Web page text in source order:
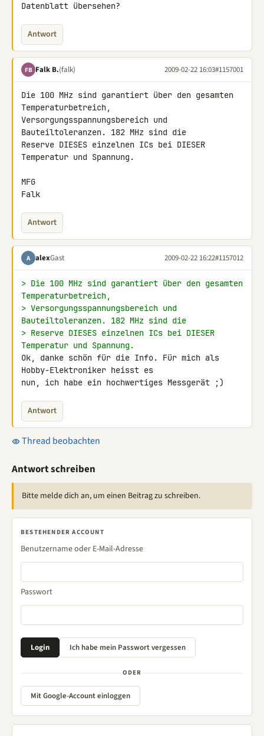
Datenblatt übersehen?
Antwort
FB Falk B.(falk) 2009-02-22 16:03#1157001
Die 100 MHz sind garantiert über den gesamten
Temperaturbetreich,
Versorgungsspannungsbereich und
Bauteiltoleranzen. 182 MHz sind die
Reserve DIESES einzelnen ICs bei DIESER
Temperatur und Spannung.
MFG
Falk
Antwort
A alexGast 2009-02-22 16:22#1157012
> Die 100 MHz sind garantiert über den gesamten
Temperaturbetreich,
> Versorgungsspannungsbereich und
Bauteiltoleranzen. 182 MHz sind die
> Reserve DIESES einzelnen ICs bei DIESER
Temperatur und Spannung.
Ok, danke schön für die Info. Für mich als
Hobby-Elektroniker heisst es
nun, ich habe ein hochwertiges Messgerät ;)
Antwort
Thread beobachten
Antwort schreiben
Bitte melde dich an, um einen Beitrag zu schreiben.
BESTEHENDER ACCOUNT
Benutzername oder E-Mail-Adresse
Passwort
ODER
Mit Google-Account einloggen